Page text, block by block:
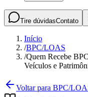
Tire dúvidasContato
Início
/BPC/LOAS
/Quem Recebe
Veículos e
Voltar para BPC/